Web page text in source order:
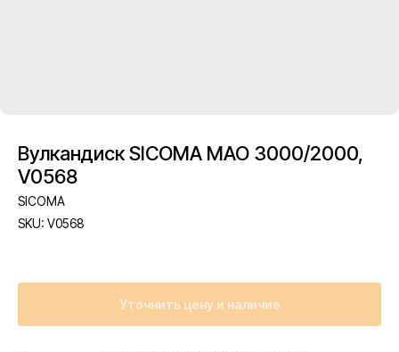
Вулкандиск SICOMA MAO 3000/2000,
V0568
SICOMA
SKU: V0568
Уточнить цену и наличие